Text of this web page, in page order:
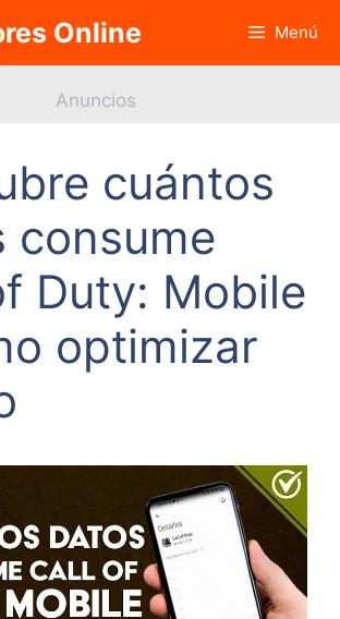
Online Menú
Anuncios
cuántos
consume
Duty: Mobile
optimizar